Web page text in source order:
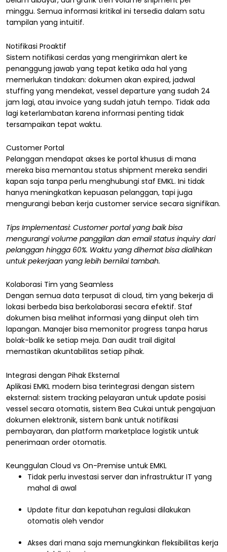
minggu. Semua informasi kritikal ini tersedia dalam satu
tampilan yang intuitif.
Notifikasi Proaktif
Sistem notifikasi cerdas yang mengirimkan alert ke
penanggung jawab yang tepat ketika ada hal yang
memerlukan tindakan: dokumen akan expired, jadwal
stuffing yang mendekat, vessel departure yang sudah 24
jam lagi, atau invoice yang sudah jatuh tempo. Tidak ada
lagi keterlambatan karena informasi penting tidak
tersampaikan tepat waktu.
Customer Portal
Pelanggan mendapat akses ke portal khusus di mana
mereka bisa memantau status shipment mereka sendiri
kapan saja tanpa perlu menghubungi staf EMKL. Ini tidak
hanya meningkatkan kepuasan pelanggan, tapi juga
mengurangi beban kerja customer service secara signifikan.
Tips Implementasi: Customer portal yang baik bisa
mengurangi volume panggilan dan email status inquiry dari
pelanggan hingga 60%. Waktu yang dihemat bisa dialihkan
untuk pekerjaan yang lebih bernilai tambah.
Kolaborasi Tim yang Seamless
Dengan semua data terpusat di cloud, tim yang bekerja di
lokasi berbeda bisa berkolaborasi secara efektif. Staf
dokumen bisa melihat informasi yang diinput oleh tim
lapangan. Manajer bisa memonitor progress tanpa harus
bolak-balik ke setiap meja. Dan audit trail digital
memastikan akuntabilitas setiap pihak.
Integrasi dengan Pihak Eksternal
Aplikasi EMKL modern bisa terintegrasi dengan sistem
eksternal: sistem tracking pelayaran untuk update posisi
vessel secara otomatis, sistem Bea Cukai untuk pengajuan
dokumen elektronik, sistem bank untuk notifikasi
pembayaran, dan platform marketplace logistik untuk
penerimaan order otomatis.
Keunggulan Cloud vs On-Premise untuk EMKL
Tidak perlu investasi server dan infrastruktur IT yang
mahal di awal
Update fitur dan kepatuhan regulasi dilakukan
otomatis oleh vendor
Akses dari mana saja memungkinkan fleksibilitas kerja